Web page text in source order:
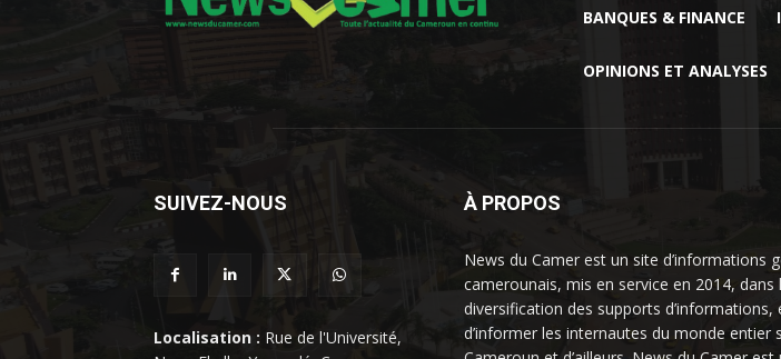
BANQUES & FINANCE
OPINIONS ET ANALYSES
SUIVEZ-NOUS
Localisation : Rue de l'Université,
À PROPOS
News du Camer est un site d’informations
camerounais, mis en service en 2014, dans
diversification des supports d’informations,
d’informer les internautes du monde entier